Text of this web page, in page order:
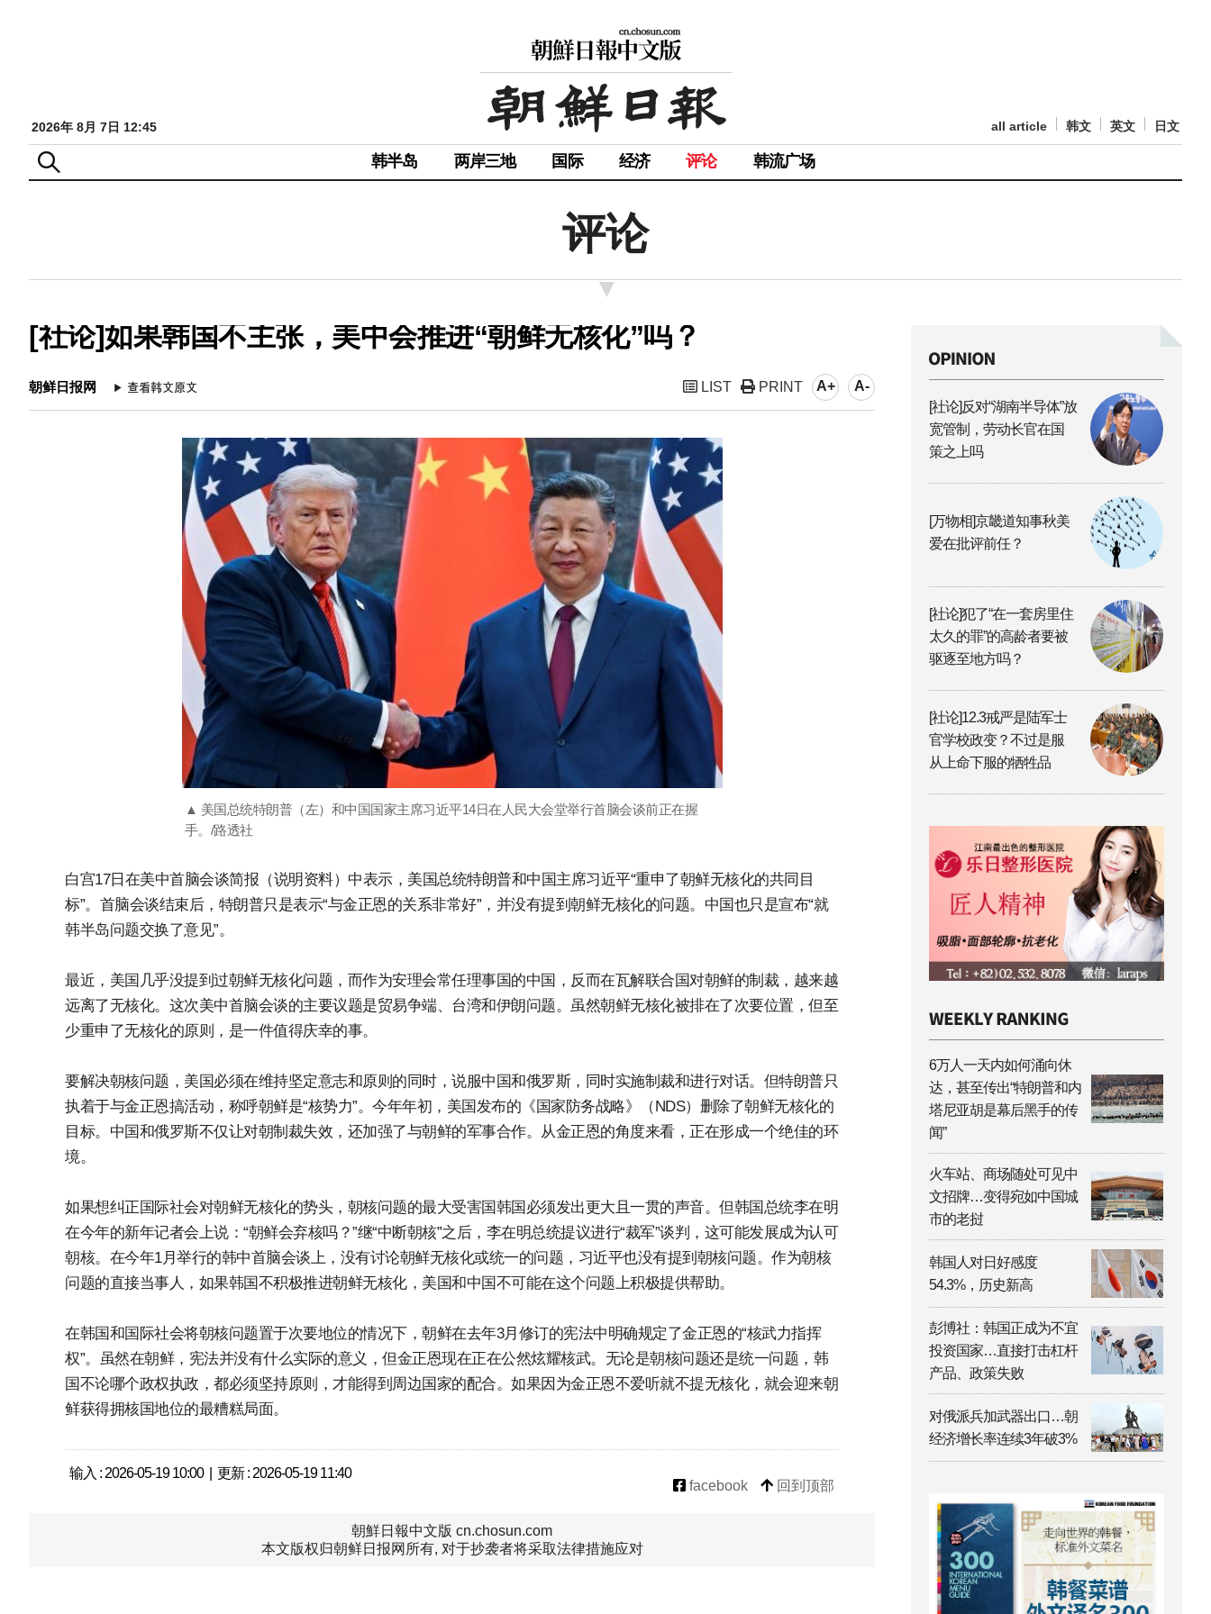
2026年 8月 7日 12:45 all article 韩文 英文 日文
韩半岛 两岸三地 国际 经济 评论 韩流广场
评论
[社论]如果韩国不主张，美中会推进“朝鲜无核化”吗？
朝鲜日报网 LIST PRINT A+ A-
▲ 美国总统特朗普（左）和中国国家主席习近平14日在人民大会堂举行首脑会谈前正在握
手。/路透社
白宫17日在美中首脑会谈简报（说明资料）中表示，美国总统特朗普和中国主席习近平“重申了朝鲜无核化的共同目
标”。首脑会谈结束后，特朗普只是表示“与金正恩的关系非常好”，并没有提到朝鲜无核化的问题。中国也只是宣布“就
韩半岛问题交换了意见”。
最近，美国几乎没提到过朝鲜无核化问题，而作为安理会常任理事国的中国，反而在瓦解联合国对朝鲜的制裁，越来越
远离了无核化。这次美中首脑会谈的主要议题是贸易争端、台湾和伊朗问题。虽然朝鲜无核化被排在了次要位置，但至
少重申了无核化的原则，是一件值得庆幸的事。
要解决朝核问题，美国必须在维持坚定意志和原则的同时，说服中国和俄罗斯，同时实施制裁和进行对话。但特朗普只
执着于与金正恩搞活动，称呼朝鲜是“核势力”。今年年初，美国发布的《国家防务战略》（NDS）删除了朝鲜无核化的
目标。中国和俄罗斯不仅让对朝制裁失效，还加强了与朝鲜的军事合作。从金正恩的角度来看，正在形成一个绝佳的环
境。
如果想纠正国际社会对朝鲜无核化的势头，朝核问题的最大受害国韩国必须发出更大且一贯的声音。但韩国总统李在明
在今年的新年记者会上说：“朝鲜会弃核吗？”继“中断朝核”之后，李在明总统提议进行“裁军”谈判，这可能发展成为认可
朝核。在今年1月举行的韩中首脑会谈上，没有讨论朝鲜无核化或统一的问题，习近平也没有提到朝核问题。作为朝核
问题的直接当事人，如果韩国不积极推进朝鲜无核化，美国和中国不可能在这个问题上积极提供帮助。
在韩国和国际社会将朝核问题置于次要地位的情况下，朝鲜在去年3月修订的宪法中明确规定了金正恩的“核武力指挥
权”。虽然在朝鲜，宪法并没有什么实际的意义，但金正恩现在正在公然炫耀核武。无论是朝核问题还是统一问题，韩
国不论哪个政权执政，都必须坚持原则，才能得到周边国家的配合。如果因为金正恩不爱听就不提无核化，就会迎来朝
鲜获得拥核国地位的最糟糕局面。
输入 : 2026-05-19 10:00 | 更新 : 2026-05-19 11:40
facebook
回到顶部
朝鮮日報中文版 cn.chosun.com
本文版权归朝鲜日报网所有, 对于抄袭者将采取法律措施应对
[社论]反对“湖南半导体”放
宽管制，劳动长官在国
策之上吗
[万物相]京畿道知事秋美
爱在批评前任？
[社论]犯了“在一套房里住
太久的罪”的高龄者要被
驱逐至地方吗？
[社论]12.3戒严是陆军士
官学校政变？不过是服
从上命下服的牺牲品
6万人一天内如何涌向休
达，甚至传出“特朗普和内
塔尼亚胡是幕后黑手的传
闻”
火车站、商场随处可见中
文招牌…变得宛如中国城
市的老挝
韩国人对日好感度
54.3%，历史新高
彭博社：韩国正成为不宜
投资国家…直接打击杠杆
产品、政策失败
对俄派兵加武器出口…朝
经济增长率连续3年破3%